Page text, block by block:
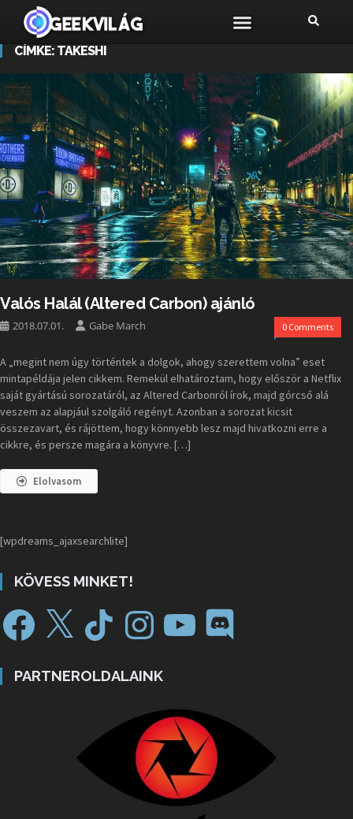
CÍMKE: TAKESHI
Valós Halál (Altered Carbon) ajánló
2018.07.01. Gabe March 0 Comments
A „megint nem úgy történtek a dolgok, ahogy szerettem volna” eset
mintapéldája jelen cikkem. Remekül elhatároztam, hogy először a Netflix
saját gyártású sorozatáról, az Altered Carbonról írok, majd górcső alá
veszem az alapjául szolgáló regényt. Azonban a sorozat kicsit
összezavart, és rájöttem, hogy könnyebb lesz majd hivatkozni erre a
cikkre, és persze magára a könyvre. […]
Elolvasom
[wpdreams_ajaxsearchlite]
KÖVESS MINKET!
PARTNEROLDALAINK